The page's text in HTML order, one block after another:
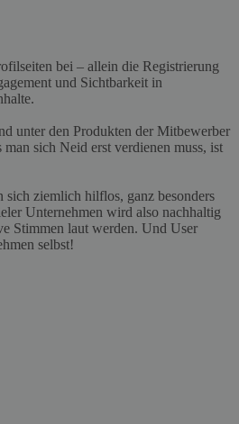
bei – allein die Registrierung
und Sichtbarkeit in
unter den Produkten der Mitbewerber
sich Neid erst verdienen muss, ist
ziemlich hilflos, ganz besonders
Unternehmen wird also nachhaltig
Stimmen laut werden. Und User
selbst!